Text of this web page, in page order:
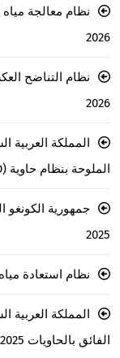
2026
نظام التناضح
2026
الملوحة بنظام حاوية (BWRO)
جمهورية الكونغو
2025
نظام استعادة
المملكة العربية
الفائق بالحاويات 2025